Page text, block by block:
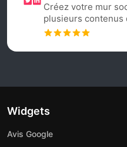
Créez votre mur
plusieurs contenus
Widgets
Avis Google